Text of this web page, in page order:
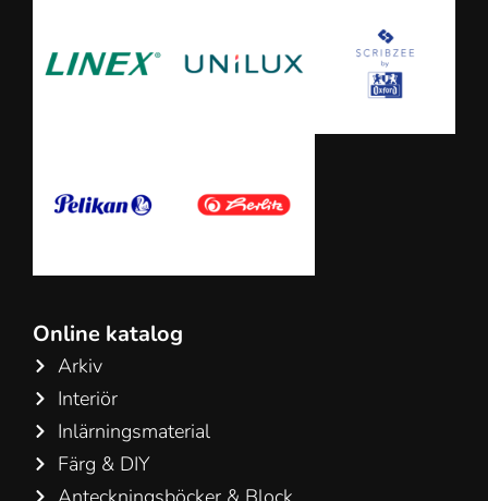
Online katalog
Arkiv
Interiör
Inlärningsmaterial
Färg & DIY